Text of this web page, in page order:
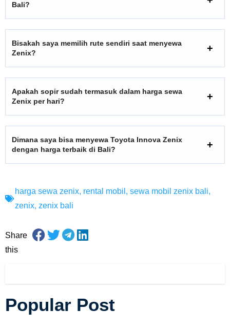
Bali?
Bisakah saya memilih rute sendiri saat menyewa
Zenix?
Apakah sopir sudah termasuk dalam harga sewa
Zenix per hari?
Dimana saya bisa menyewa Toyota Innova Zenix
dengan harga terbaik di Bali?
harga sewa zenix, rental mobil , sewa mobil zenix bali,
zenix, zenix bali
Share
this
Popular Post